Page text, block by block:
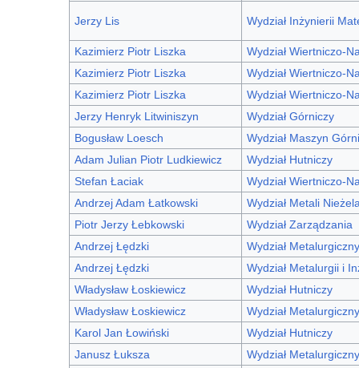
Jerzy Lis Wydział Inżynierii
Kazimierz Piotr Liszka
Wydział Wiertniczo-
Kazimierz Piotr Liszka
Wydział Wiertniczo-
Kazimierz Piotr Liszka
Wydział Wiertniczo-
Jerzy Henryk Litwiniszyn
Wydział Górniczy
Bogusław Loesch
Wydział Maszyn
Adam Julian Piotr Ludkiewicz
Wydział Hutniczy
Stefan Łaciak
Wydział Wiertniczo-
Andrzej Adam Łatkowski
Wydział Metali
Piotr Jerzy Łebkowski
Wydział Zarządzania
Andrzej Łędzki
Wydział Metalurgiczny
Andrzej Łędzki
Wydział Metalurgii i
Władysław Łoskiewicz
Wydział Hutniczy
Władysław Łoskiewicz
Wydział Metalurgiczny
Karol Jan Łowiński
Wydział Hutniczy
Janusz Łuksza
Wydział Metalurgiczny